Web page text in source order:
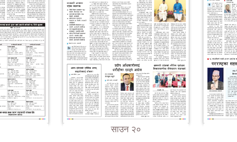
साउन २०